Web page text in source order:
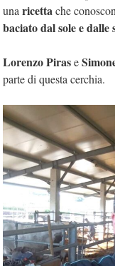
una ricettache
baciato dal sole e dalle
Lorenzo Pirase
parte di questa cerchia.